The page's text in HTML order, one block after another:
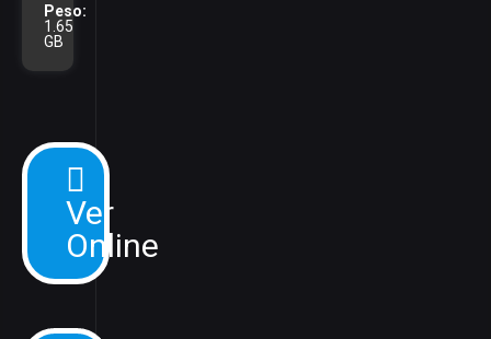
Peso:
1.65
GB
Ver
Online